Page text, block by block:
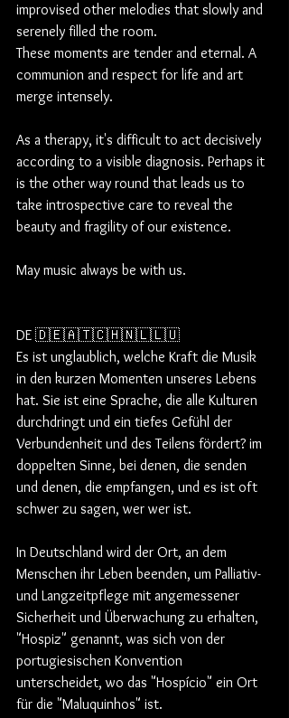
improvised other melodies that slowly and
serenely filled the room.
These moments are tender and eternal. A
communion and respect for life and art
merge intensely.
As a therapy, it's difficult to act decisively
according to a visible diagnosis. Perhaps it
is the other way round that leads us to
take introspective care to reveal the
beauty and fragility of our existence.
May music always be with us.
DE 🇩🇪🇦🇹🇨🇭🇳🇱🇱🇺
Es ist unglaublich, welche Kraft die Musik
in den kurzen Momenten unseres Lebens
hat. Sie ist eine Sprache, die alle Kulturen
durchdringt und ein tiefes Gefühl der
Verbundenheit und des Teilens fördert? im
doppelten Sinne, bei denen, die senden
und denen, die empfangen, und es ist oft
schwer zu sagen, wer wer ist.
In Deutschland wird der Ort, an dem
Menschen ihr Leben beenden, um Palliativ-
und Langzeitpflege mit angemessener
Sicherheit und Überwachung zu erhalten,
"Hospiz" genannt, was sich von der
portugiesischen Konvention
unterscheidet, wo das "Hospício" ein Ort
für die "Maluquinhos" ist.